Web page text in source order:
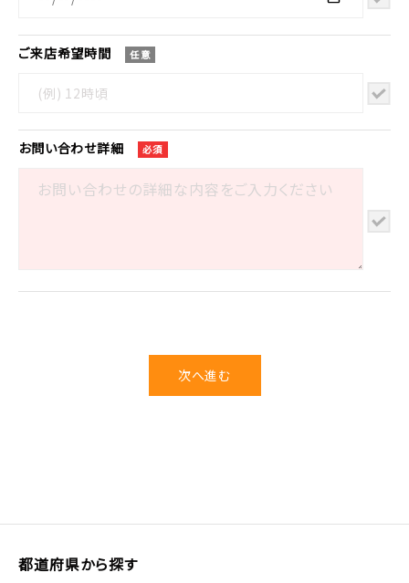
ご来店希望時間 任意
お問い合わせ詳細 必須
次へ進む
都道府県から探す